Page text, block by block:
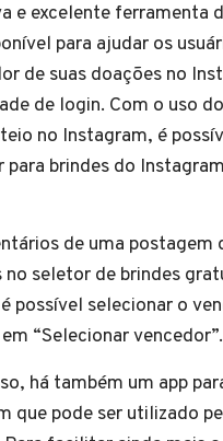
e excelente ferramenta
para ajudar os
de suas doações no
de login. Com o uso
no Instagram, é
para brindes do
de uma postagem
no seletor de brindes
possível selecionar o
“Selecionar vencedor”.
há também um app
que pode ser utilizado